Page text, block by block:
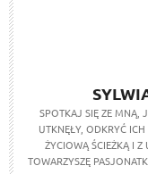
SPOTKAJ SIĘ ZE MNĄ,
UTKNĘŁY, ODKRYĆ
ŻYCIOWĄ ŚCIEŻKĄ I Z
TOWARZYSZĘ